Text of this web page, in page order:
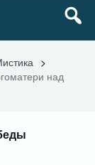
>
над